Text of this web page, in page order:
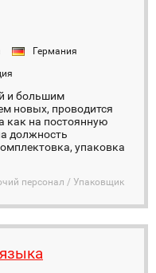
Германия
и большим
новых, проводится
как на постоянную
должность
упаковка
персонал / Упаковщик